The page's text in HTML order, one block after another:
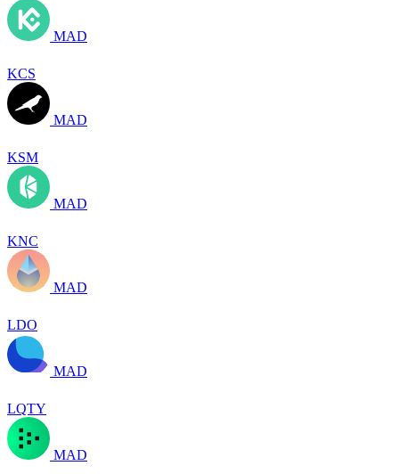
MAD
KCS
MAD
KSM
MAD
KNC
MAD
LDO
MAD
LQTY
MAD